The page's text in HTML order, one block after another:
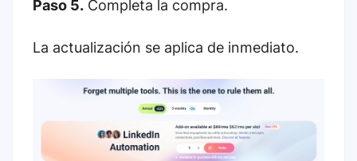
Paso 5. Completa la compra.
La actualización se aplica de inmediato.